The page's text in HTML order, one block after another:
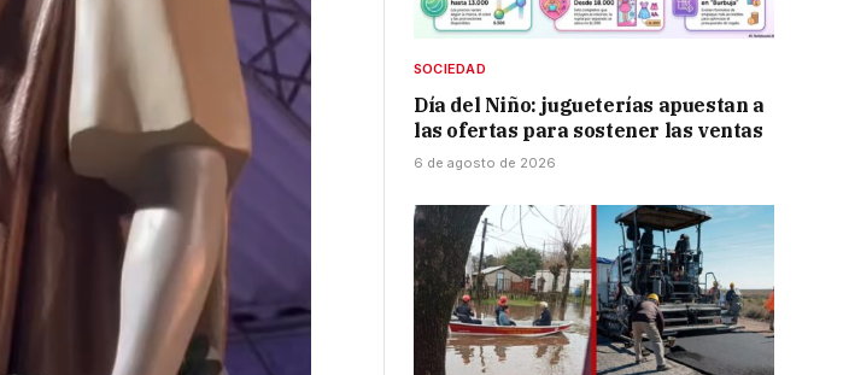
SOCIEDAD
Día del Niño: jugueterías apuestan a
las ofertas para sostener las ventas
6 de agosto de 2026